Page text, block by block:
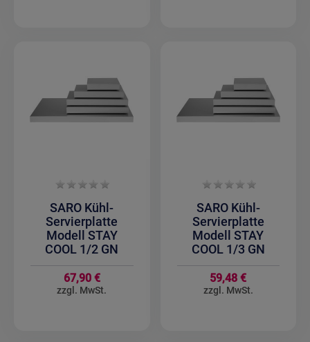
SARO Kühl-
Servierplatte
Modell STAY
COOL 1/2 GN
67,90 €
SARO Kühl-
Servierplatte
Modell STAY
COOL 1/3 GN
59,48 €